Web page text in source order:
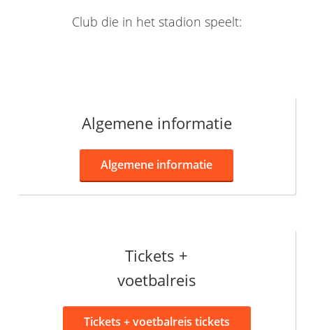
Club die in het stadion speelt:
Algemene informatie
Algemene informatie
Tickets +
voetbalreis
Tickets +voetbalreis tickets